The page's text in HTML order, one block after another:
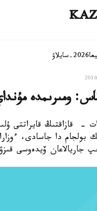
2026-سايلاۋ
ومىرىمدە
- قازاقتىڭ قايراتتى
بولجام دا جاسادى،
جاريالاعان ۆيدەوسى